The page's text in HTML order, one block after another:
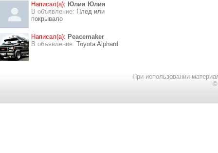
Написал(а): Юлия Юлия
В объявление: Плед или
покрывало
Написал(а): Peacemaker
В объявление: Toyota Alphard
При использовании